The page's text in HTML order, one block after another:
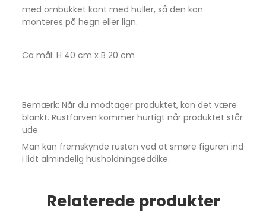
med ombukket kant med huller, så den kan
monteres på hegn eller lign.
Ca mål: H 40 cm x B 20 cm
Bemærk: Når du modtager produktet, kan det være
blankt. Rustfarven kommer hurtigt når produktet står
ude.
Man kan fremskynde rusten ved at smøre figuren ind
i lidt almindelig husholdningseddike.
Relaterede produkter